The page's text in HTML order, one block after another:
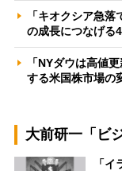
「キオクシア急
の成長につなげ
「NYダウは高値
する米国株市場
大前研一「ビ
「